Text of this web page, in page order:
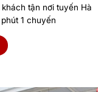
tận nơi tuyến Hà
1 chuyến